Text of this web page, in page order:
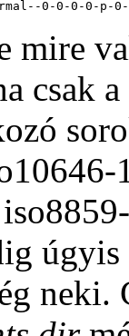
mire
csak
neki.